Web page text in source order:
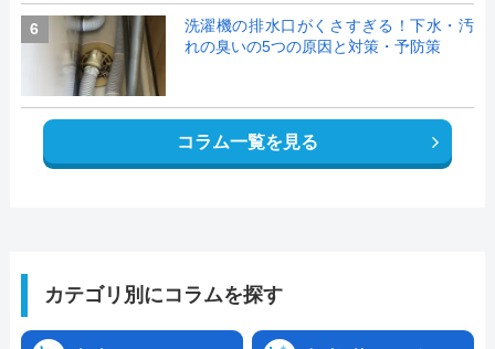
6
洗濯機の排水口がくさすぎる！下水・汚
れの臭いの5つの原因と対策・予防策
コラム一覧を見る
カテゴリ別にコラムを探す